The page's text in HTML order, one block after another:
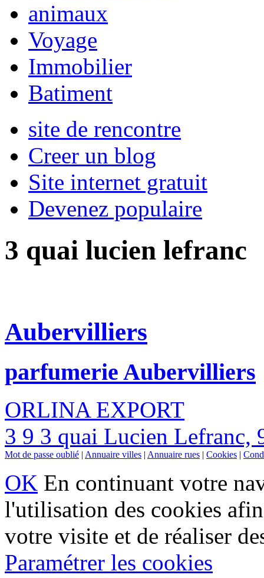
animaux
Voyage
Immobilier
Batiment
site de rencontre
Creer un blog
Site internet gratuit
Devenez populaire
3 quai lucien lefranc
Aubervilliers
parfumerie Aubervilliers
ORLINA EXPORT
3 9 3 quai Lucien Lefranc,
Mot de passe oublié | Annuaire villes | Annuaire rues | Cookies |
OK En continuant votre
l'utilisation des cookies
votre visite et de réaliser
Paramétrer les cookies